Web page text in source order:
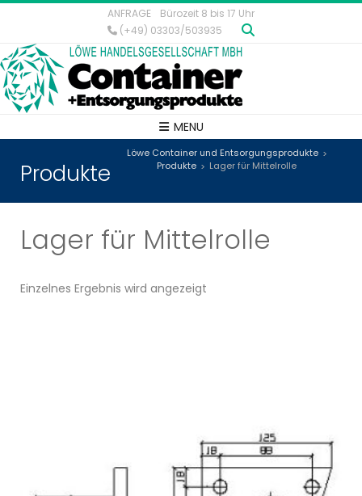
ANFRAGE
Bürozeit 8 bis 17 Uhr
(+49) 03303/503935
MENU
Produkte
Löwe Container und Entsorgungsprodukte >
Produkte > Lager für Mittelrolle
Lager für Mittelrolle
Einzelnes Ergebnis wird angezeigt